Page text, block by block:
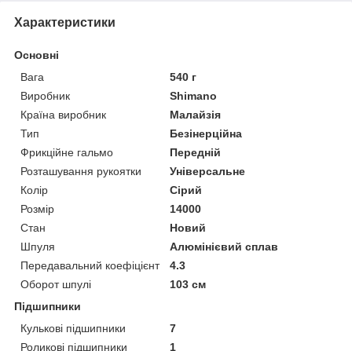
Характеристики
Основні
Вага
540 г
Виробник
Shimano
Країна виробник
Малайзія
Тип
Безінерційна
Фрикційне гальмо
Передній
Розташування рукоятки
Універсальне
Колір
Сірий
Розмір
14000
Стан
Новий
Шпуля
Алюмінієвий сплав
Передавальний коефіцієнт
4.3
Оборот шпулі
103 см
Підшипники
Кулькові підшипники
7
Роликові підшипники
1